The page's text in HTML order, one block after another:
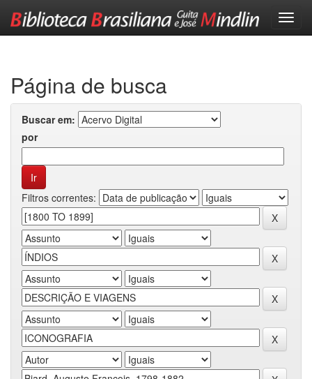
Página de busca
Buscar em:
por
Filtros correntes: